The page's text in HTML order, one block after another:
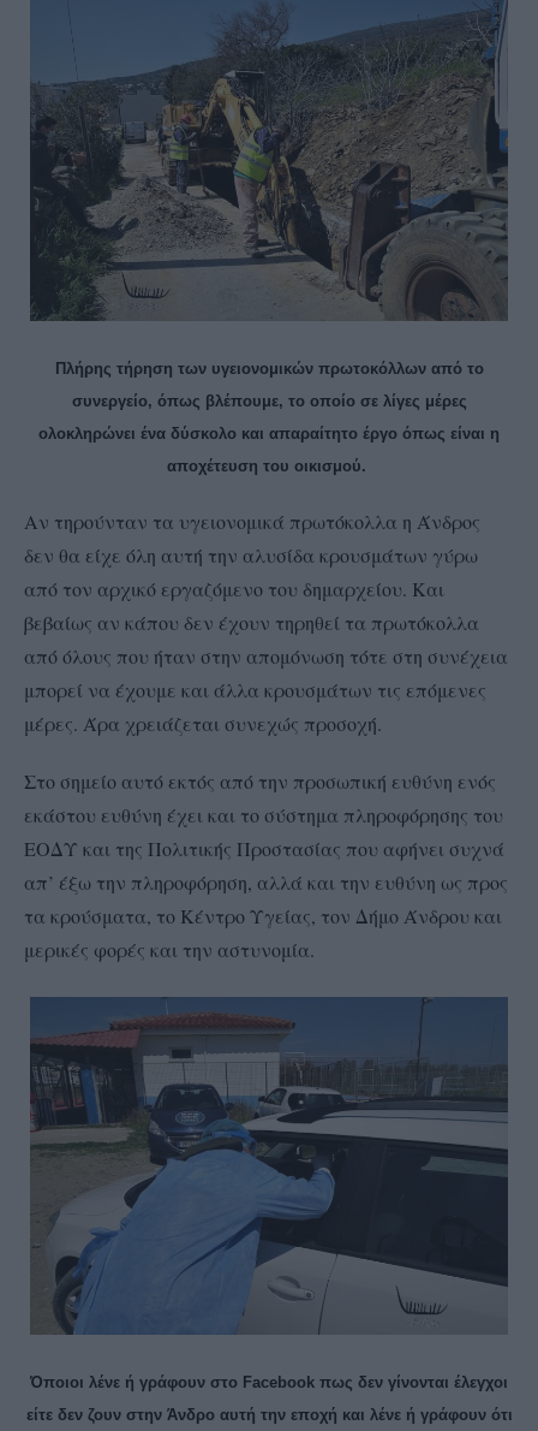
Πλήρης τήρηση των υγειονομικών πρωτοκόλλων από το
συνεργείο, όπως βλέπουμε, το οποίο σε λίγες μέρες
ολοκληρώνει ένα δύσκολο και απαραίτητο έργο όπως είναι η
αποχέτευση του οικισμού.
Αν τηρούνταν τα υγειονομικά πρωτόκολλα η Άνδρος
δεν θα είχε όλη αυτή την αλυσίδα κρουσμάτων γύρω
από τον αρχικό εργαζόμενο του δημαρχείου. Και
βεβαίως αν κάπου δεν έχουν τηρηθεί τα πρωτόκολλα
από όλους που ήταν στην απομόνωση τότε στη συνέχεια
μπορεί να έχουμε και άλλα κρουσμάτων τις επόμενες
μέρες. Άρα χρειάζεται συνεχώς προσοχή.
Στο σημείο αυτό εκτός από την προσωπική ευθύνη ενός
εκάστου ευθύνη έχει και το σύστημα πληροφόρησης του
ΕΟΔΥ και της Πολιτικής Προστασίας που αφήνει συχνά
απ’ έξω την πληροφόρηση, αλλά και την ευθύνη ως προς
τα κρούσματα, το Κέντρο Υγείας, τον Δήμο Άνδρου και
μερικές φορές και την αστυνομία.
Όποιοι λένε ή γράφουν στο Facebook πως δεν γίνονται έλεγχοι
είτε δεν ζουν στην Άνδρο αυτή την εποχή και λένε ή γράφουν ότι